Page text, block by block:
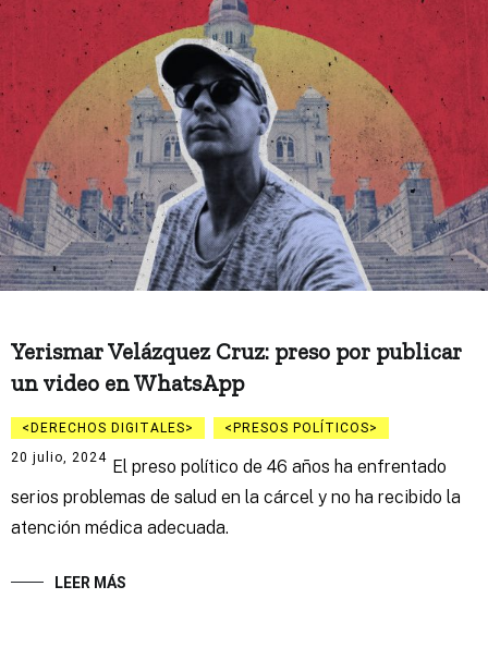
Yerismar Velázquez Cruz: preso por publicar
un video en WhatsApp
DERECHOS DIGITALES
PRESOS POLÍTICOS
20 julio, 2024 El preso político de 46 años ha enfrentado
serios problemas de salud en la cárcel y no ha recibido la
atención médica adecuada.
LEER MÁS